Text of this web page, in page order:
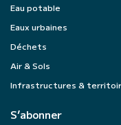
Eau potable
Eaux urbaines
Déchets
Air & Sols
Infrastructures &
S’abonner